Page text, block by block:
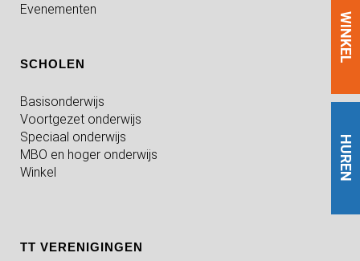
HUREN
WINKEL
Evenementen
SCHOLEN
Basisonderwijs
Voortgezet onderwijs
Speciaal onderwijs
MBO en hoger onderwijs
Winkel
TT VERENIGINGEN